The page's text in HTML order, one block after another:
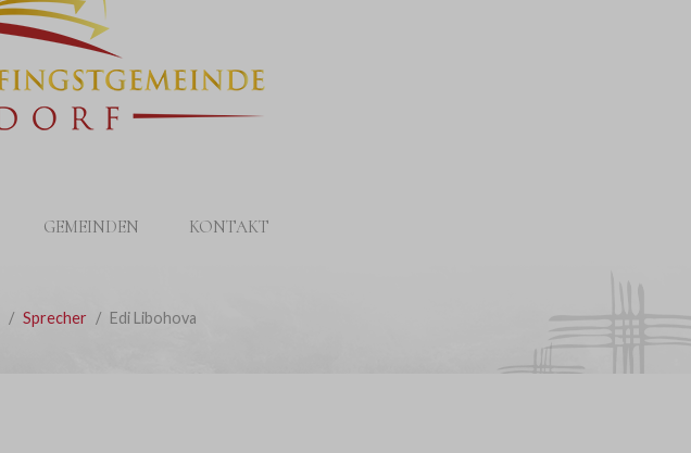
GEMEINDEN KONTAKT
Sprecher Edi Libohova